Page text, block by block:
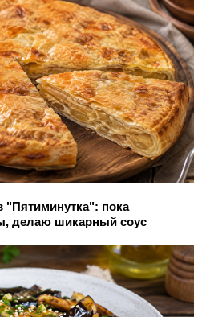
"Пятиминутка": пока
делаю шикарный соус